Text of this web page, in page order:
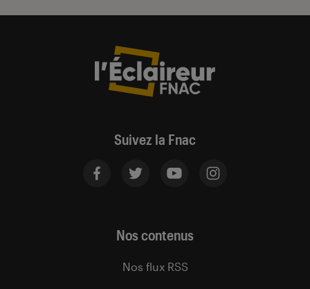
Suivez la Fnac
Nos contenus
Nos flux RSS